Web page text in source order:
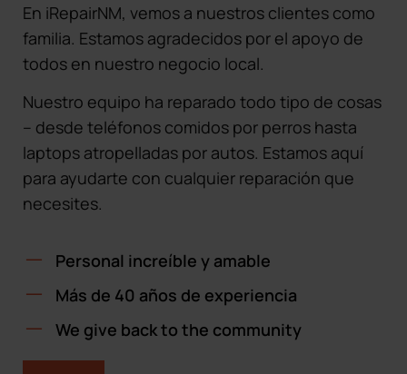
En iRepairNM, vemos a nuestros clientes como
familia. Estamos agradecidos por el apoyo de
todos en nuestro negocio local.
Nuestro equipo ha reparado todo tipo de cosas
– desde teléfonos comidos por perros hasta
laptops atropelladas por autos. Estamos aquí
para ayudarte con cualquier reparación que
necesites.
Personal increíble y amable
Más de 40 años de experiencia
We give back to the community